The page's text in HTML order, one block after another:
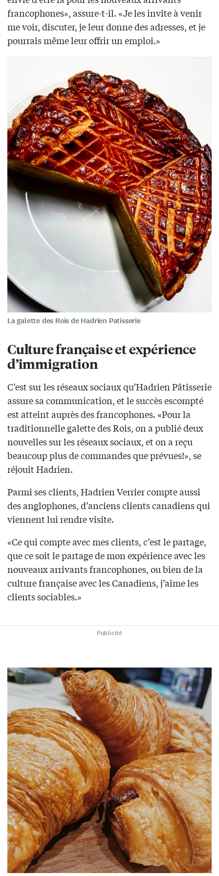
francophones», assure-t-il. «Je les invite à venir
me voir, discuter, je leur donne des adresses, et je
pourrais même leur offrir un emploi.»
La galette des Rois de Hadrien Patisserie
Culture française et expérience
d’immigration
C’est sur les réseaux sociaux qu’Hadrien Pâtisserie
assure sa communication, et le succès escompté
est atteint auprès des francophones. «Pour la
traditionnelle galette des Rois, on a publié deux
nouvelles sur les réseaux sociaux, et on a reçu
beaucoup plus de commandes que prévues!», se
réjouit Hadrien.
Parmi ses clients, Hadrien Verrier compte aussi
des anglophones, d’anciens clients canadiens qui
viennent lui rendre visite.
«Ce qui compte avec mes clients, c’est le partage,
que ce soit le partage de mon expérience avec les
nouveaux arrivants francophones, ou bien de la
culture française avec les Canadiens, j’aime les
clients sociables.»
Publicité